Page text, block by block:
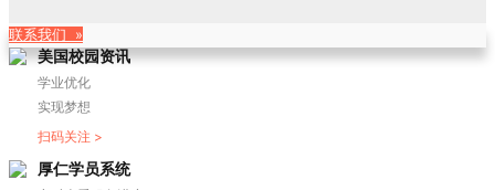
联系我们 »
美国校园资讯
学业优化
实现梦想
扫码关注 >
厚仁学员系统